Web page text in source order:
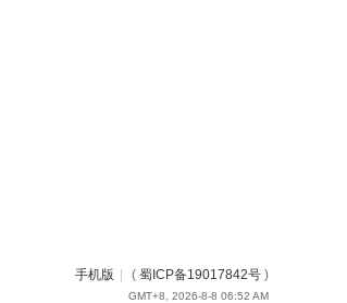
手机版 ( 蜀ICP备19017842号 )
GMT+8, 2026-8-8 06:52 AM